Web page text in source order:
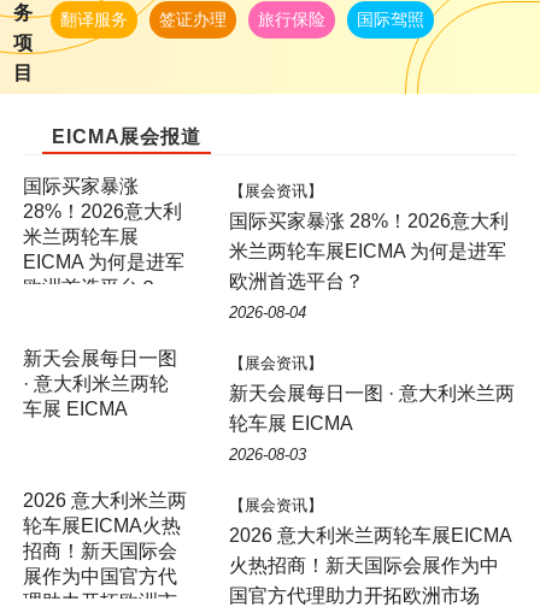
务
项
目
翻译服务 签证办理 旅行保险 国际驾照
EICMA展会报道
国际买家暴涨
28%！2026意大利
米兰两轮车展
EICMA 为何是进军
欧洲首选平台？
【展会资讯】
国际买家暴涨 28%！2026意大利
米兰两轮车展EICMA 为何是进军
欧洲首选平台？
2026-08-04
新天会展每日一图
· 意大利米兰两轮
车展 EICMA
【展会资讯】
新天会展每日一图 · 意大利米兰两
轮车展 EICMA
2026-08-03
2026 意大利米兰两
轮车展EICMA火热
招商！新天国际会
展作为中国官方代
理助力开拓欧洲市
【展会资讯】
2026 意大利米兰两轮车展EICMA
火热招商！新天国际会展作为中
国官方代理助力开拓欧洲市场